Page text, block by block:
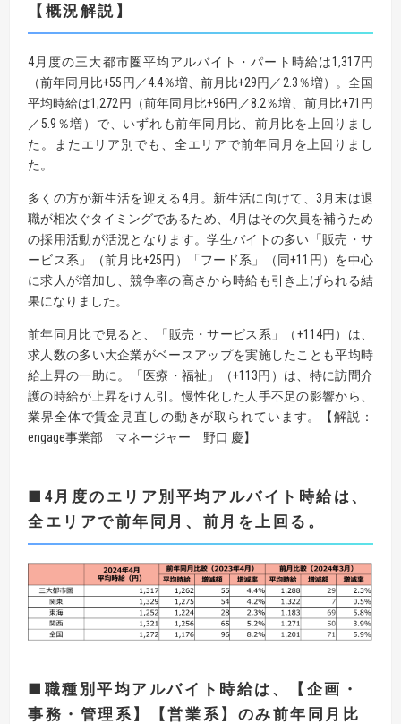
【 概況解説 】
4月度の三大都市圏平均アルバイト・パート時給は1,317円
（前年同月比+55円／4.4％増、前月比+29円／2.3％増）。全国
平均時給は1,272円（前年同月比+96円／8.2％増、前月比+71円
／5.9％増）で、いずれも前年同月比、前月比を上回りまし
た。またエリア別でも、全エリアで前年同月を上回りまし
た。
多くの方が新生活を迎える4月。新生活に向けて、3月末は退
職が相次ぐタイミングであるため、4月はその欠員を補うため
の採用活動が活況となります。学生バイトの多い「販売・サ
ービス系」（前月比+25円）「フード系」（同+11円）を中心
に求人が増加し、競争率の高さから時給も引き上げられる結
果になりました。
前年同月比で見ると、「販売・サービス系」（+114円）は、
求人数の多い大企業がベースアップを実施したことも平均時
給上昇の一助に。「医療・福祉」（+113円）は、特に訪問介
護の時給が上昇をけん引。慢性化した人手不足の影響から、
業界全体で賃金見直しの動きが取られています。【解説：
engage事業部 マネージャー 野口 慶】
■ 4 月度のエリア別平均アルバイト時給は、
全エリアで前年同月、前月を上回る 。
■職種別平均アルバイト時給は、【企画・
事務・管理系】【営業系】のみ前年同月比